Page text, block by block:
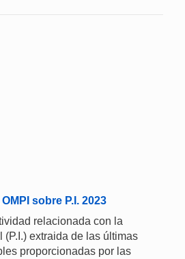
sobre P.I. 2023
relacionada con la
(P.I.) extraida de las últimas
proporcionadas por las